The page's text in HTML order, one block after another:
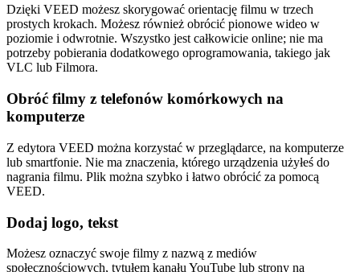
Dzięki VEED możesz skorygować orientację filmu w trzech
prostych krokach. Możesz również obrócić pionowe wideo w
poziomie i odwrotnie. Wszystko jest całkowicie online; nie ma
potrzeby pobierania dodatkowego oprogramowania, takiego jak
VLC lub Filmora.
Obróć filmy z telefonów komórkowych na
komputerze
Z edytora VEED można korzystać w przeglądarce, na komputerze
lub smartfonie. Nie ma znaczenia, którego urządzenia użyłeś do
nagrania filmu. Plik można szybko i łatwo obrócić za pomocą
VEED.
Dodaj logo, tekst
Możesz oznaczyć swoje filmy z nazwą z mediów
społecznościowych, tytułem kanału YouTube lub strony na